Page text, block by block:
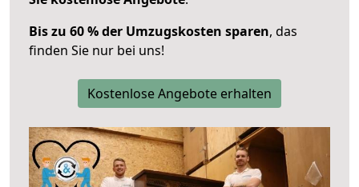
Bis zu 60 % der Umzugskosten sparen, das
finden Sie nur bei uns!
Kostenlose Angebote erhalten